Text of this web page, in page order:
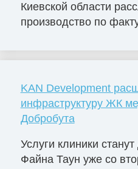
Киевской области
производство по
KAN Development
инфраструктуру ЖК
Добробута
Услуги клиники
Файна Таун уже со